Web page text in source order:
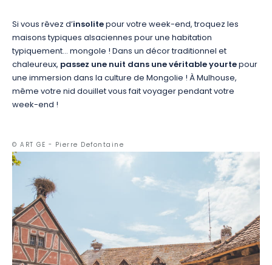
Si vous rêvez d’insolitepour votre week-end, troquez les
maisons typiques alsaciennes pour une habitation
typiquement… mongole ! Dans un décor traditionnel et
chaleureux, passez une nuit dans une véritable yourtepour
une immersion dans la culture de Mongolie ! À Mulhouse,
même votre nid douillet vous fait voyager pendant votre
week-end !
© ART GE - Pierre Defontaine